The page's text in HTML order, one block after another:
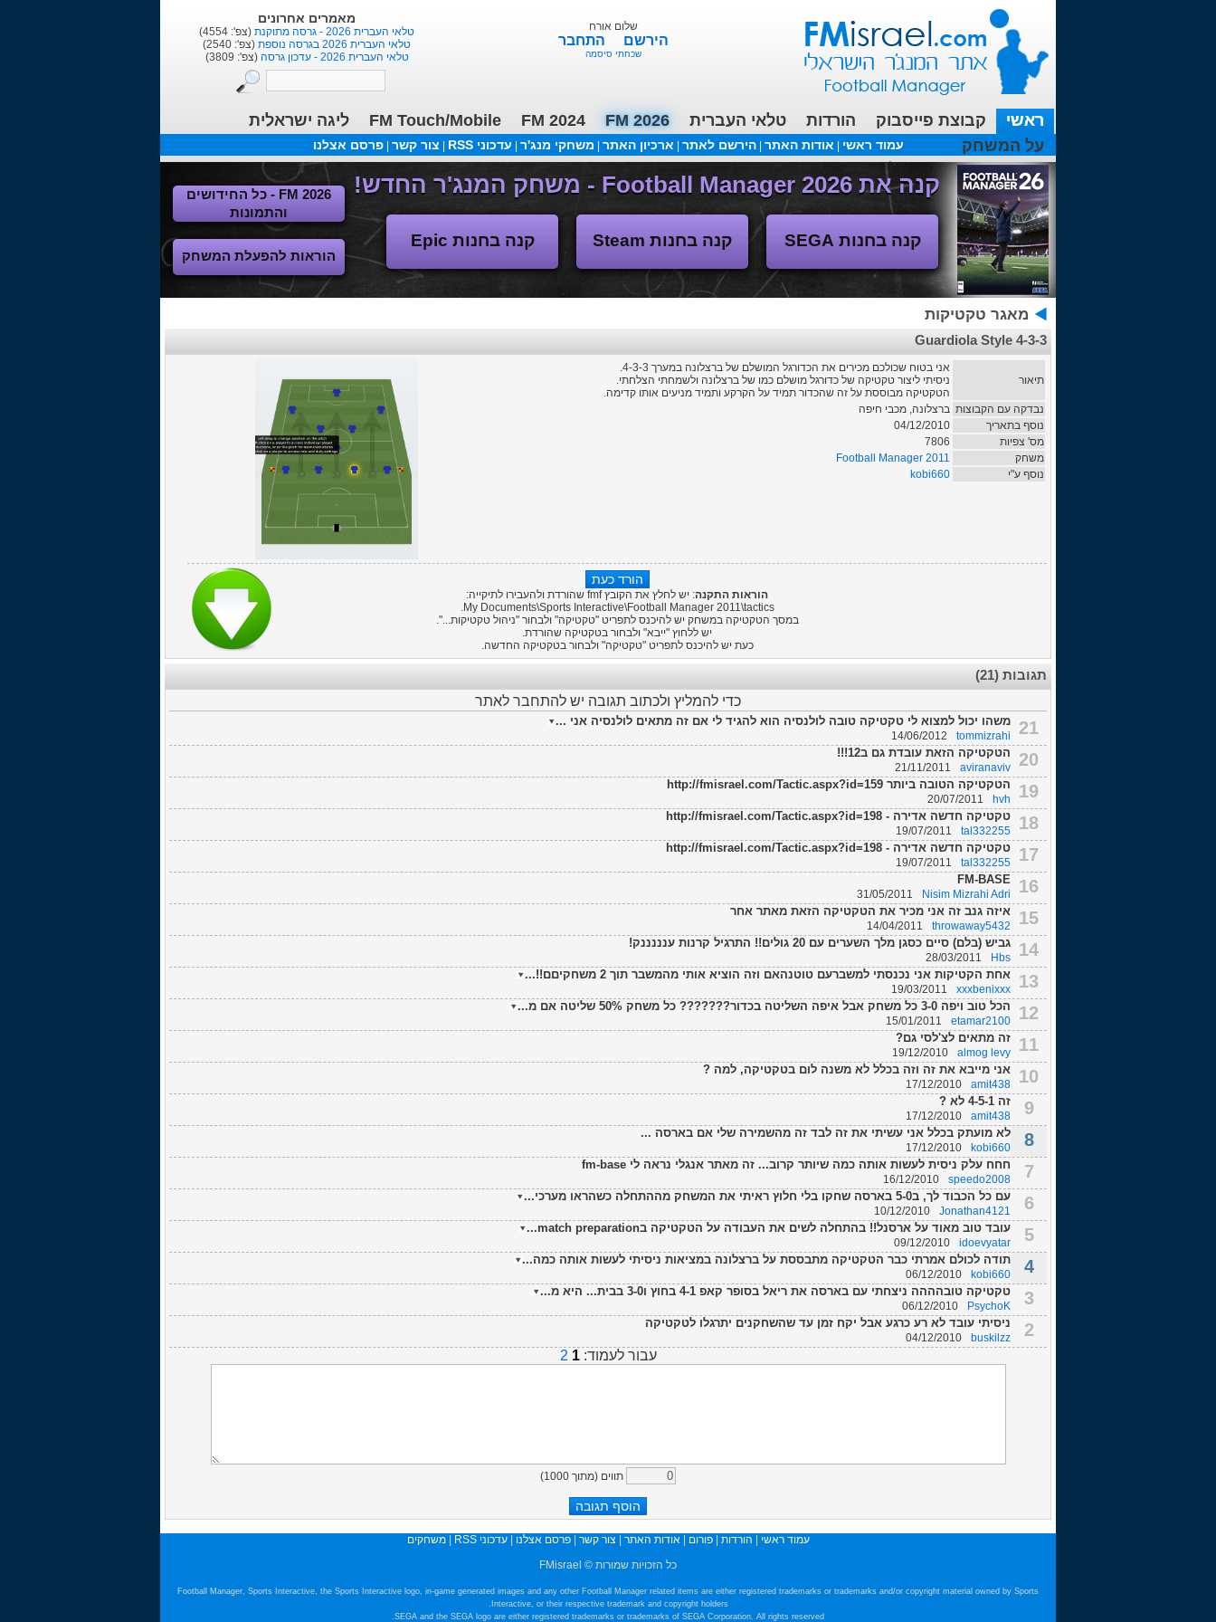
מאמרים אחרונים
טלאי העברית 2026 - גרסה מתוקנת
(צפ': 4554)
טלאי העברית 2026 בגרסה נוספת
(צפ': 2540)
טלאי העברית 2026 - עדכון גרסה
(צפ': 3809)
שלום אורח
הירשם התחבר
שכחתי סיסמה
ראשי קבוצת פייסבוק הורדות טלאי העברית FM 2026
FM 2024
FM Touch/Mobile
ליגה ישראלית
על המשחק
עמוד ראשי אודות האתר |הירשם לאתר ארכיון האתר משחקי מנג'ר עדכוני RSS צור קשר פרסם אצלנו
עכשיו בפורומים:FM19- איך יוצאים לחופשה עם המאמן ?
קנה את Football Manager 2026 - משחק המנג'ר החדש!
קנה בחנות SEGA קנה בחנות Steam קנה בחנות Epic
FM 2026 - כל החידושים
והתמונות
הוראות להפעלת המשחק
מאגר טקטיקות
4-3-3 Guardiola Style
תיאור
אני בטוח שכולכם מכירים את הכדורגל המושלם של ברצלונה במערך 4-3-3.
ניסיתי ליצור טקטיקה של כדורגל מושלם כמו של ברצלונה ולשמחתי הצלחתי.
הטקטיקה מבוססת על זה שהכדור תמיד על הקרקע ותמיד מניעים אותו קדימה.
נבדקה עם הקבוצות ברצלונה, מכבי חיפה
נוסף בתאריך
04/12/2010
מס' צפיות
7806
משחק
Football Manager 2011
נוסף ע"י
kobi660
הוראות התקנה: יש לחלץ את הקובץ fmf שהורדת ולהעבירו לתיקייה:
My Documents\Sports Interactive\Football Manager 2011\tactics.
במסך הטקטיקה במשחק יש להיכנס לתפריט "טקטיקה" ולבחור "ניהול טקטיקות...".
יש ללחוץ "ייבא" ולבחור בטקטיקה שהורדת.
כעת יש להיכנס לתפריט "טקטיקה" ולבחור בטקטיקה החדשה.
תגובות (21)
כדי להמליץ ולכתוב תגובה יש להתחבר לאתר
21 משהו יכול למצוא לי טקטיקה טובה לולנסיה הוא להגיד לי אם זה מתאים לולנסיה אני ...
tommizrahi
14/06/2012
20 הטקטיקה הזאת עובדת גם ב12!!!
aviranaviv
21/11/2011
19 הטקטיקה הטובה ביותר http://fmisrael.com/Tactic.aspx?id=159
hvh
20/07/2011
18 טקטיקה חדשה אדירה - http://fmisrael.com/Tactic.aspx?id=198
tal332255
19/07/2011
17 טקטיקה חדשה אדירה - http://fmisrael.com/Tactic.aspx?id=198
tal332255
19/07/2011
16
FM-BASE
Nisim Mizrahi Adri
31/05/2011
15 איזה גנב זה אני מכיר את הטקטיקה הזאת מאתר אחר
throwaway5432
14/04/2011
14 גביש (בלם) סיים כסגן מלך השערים עם 20 גולים!! התרגיל קרנות ענננננק!
Hbs
28/03/2011
13 אחת הקטיקות אני נכנסתי למשברעם טוטנהאם וזה הוציא אותי מהמשבר תוך 2 משחקיםם!!...
xxxbenixxx
19/03/2011
12 הכל טוב ויפה 3-0 כל משחק אבל איפה השליטה בכדור??????? כל משחק 50% שליטה אם מ...
etamar2100
15/01/2011
11 זה מתאים לצ'לסי גם?
almog levy
19/12/2010
10 אני מייבא את זה וזה בכלל לא משנה לום בטקטיקה, למה ?
amit438
17/12/2010
9 זה 4-5-1 לא ?
amit438
17/12/2010
8 לא מועתק בכלל אני עשיתי את זה לבד זה מהשמירה שלי אם בארסה ...
kobi660
17/12/2010
7 חחח עלק ניסית לעשות אותה כמה שיותר קרוב... זה מאתר אנגלי נראה לי fm-base
speedo2008
16/12/2010
6 עם כל הכבוד לך, ב5-0 בארסה שחקו בלי חלוץ ראיתי את המשחק מההתחלה כשהראו מערכי...
Jonathan4121
10/12/2010
5 עובד טוב מאוד על ארסנל!! בהתחלה לשים את העבודה על הטקטיקה בmatch preparation...
idoevyatar
09/12/2010
4 תודה לכולם אמרתי כבר הטקטיקה מתבססת על ברצלונה במציאות ניסיתי לעשות אותה כמה...
kobi660
06/12/2010
3 טקטיקה טובהההה ניצחתי עם בארסה את ריאל בסופר קאפ 4-1 בחוץ ו3-0 בבית... היא מ...
PsychoK
06/12/2010
2 ניסיתי עובד לא רע כרגע אבל יקח זמן עד שהשחקנים יתרגלו לטקטיקה
buskilzz
04/12/2010
עבור לעמוד:1
2
תווים (מתוך 1000
)
עמוד ראשי הורדות |פורום |אודות האתר צור קשר |פרסם אצלנו |עדכוני RSS |משחקים
כל הזכויות שמורות © FMisrael
Football Manager, Sports Interactive, the Sports Interactive logo, in-game generated images and any other Football Manager related items are either registered trademarks or trademarks and/or copyright material owned by Sports
Interactive, or their respective trademark and copyright holders.
SEGA and the SEGA logo are either registered trademarks or trademarks of SEGA Corporation. All rights reserved.